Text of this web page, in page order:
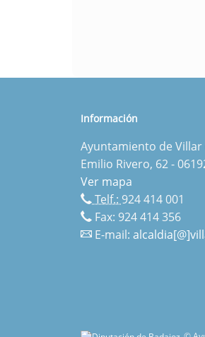
Información
Ayuntamiento de Villar
Emilio Rivero, 62 -
Ver mapa
Telf.:924 414 001
Fax: 924 414 356
E-mail: